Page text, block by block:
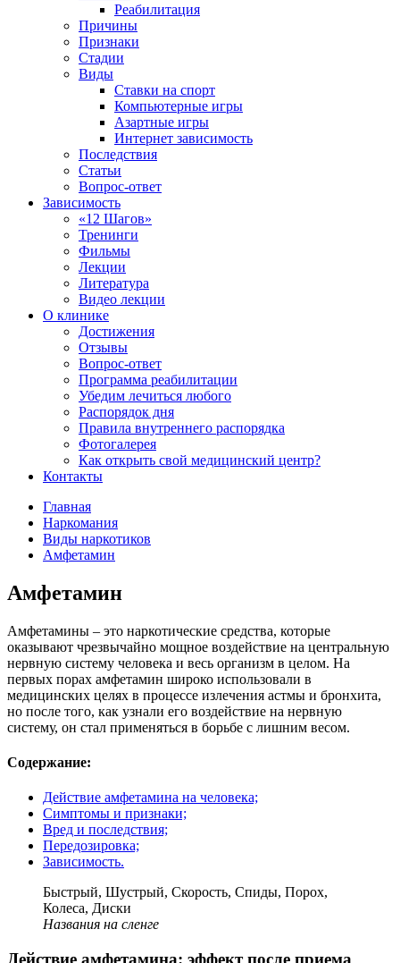
Реабилитация
Причины
Признаки
Стадии
Виды
Ставки на спорт
Компьютерные игры
Азартные игры
Интернет зависимость
Последствия
Статьи
Вопрос-ответ
Зависимость
«12 Шагов»
Тренинги
Фильмы
Лекции
Литература
Видео лекции
О клинике
Достижения
Отзывы
Вопрос-ответ
Программа реабилитации
Убедим лечиться любого
Распорядок дня
Правила внутреннего распорядка
Фотогалерея
Как открыть свой медицинский центр?
Контакты
Главная
Наркомания
Виды наркотиков
Амфетамин
Амфетамин
Амфетамины – это наркотические средства, которые
оказывают чрезвычайно мощное воздействие на центральную
нервную систему человека и весь организм в целом. На
первых порах амфетамин широко использовали в
медицинских целях в процессе излечения астмы и бронхита,
но после того, как узнали его воздействие на нервную
систему, он стал применяться в борьбе с лишним весом.
Содержание:
Действие амфетамина на человека;
Симптомы и признаки;
Вред и последствия;
Передозировка;
Зависимость.
Быстрый, Шустрый, Скорость, Спиды, Порох,
Колеса, Диски
Названия на сленге
Действие амфетамина: эффект после приема